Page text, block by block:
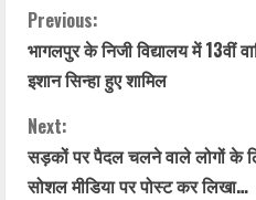
C
o
n
t
Previous:
भागलपुर के निजी विद्यालय में 13वीं
इशान सिन्हा हुए शामिल
Next:
सड़कों पर पैदल चलने वाले लोगों के
सोशल मीडिया पर पोस्ट कर लिखा…